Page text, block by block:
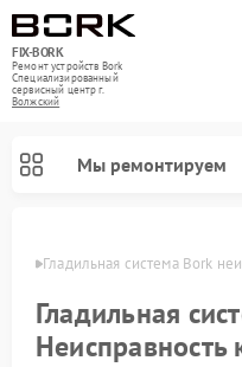
FIX-BORK
Ремонт устройств Bork
Специализированный
cервисный центр г.
Волжский
Мы ремонтируем
Гладильная система Bork
Гладильная
Неисправность